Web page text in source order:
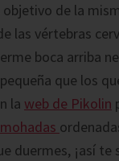
objetivo de la
las vértebras
boca arriba
que los
la web de Pikolin
duermes, ¡así te